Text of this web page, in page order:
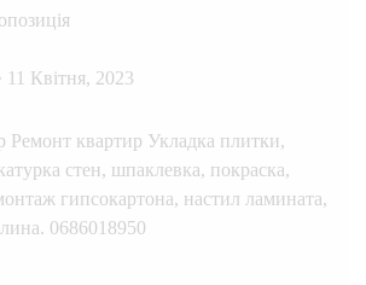
11 Квітня, 2023
квартир Укладка плитки,
стен, шпаклевка, покраска,
гипсокартона, настил ламината,
0686018950